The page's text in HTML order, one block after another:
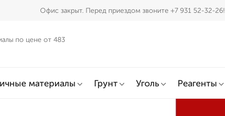
Офис закрыт. Перед приездом звоните +7 931 52-32-26!
по цене от 483
материалы Грунт Уголь Реагенты